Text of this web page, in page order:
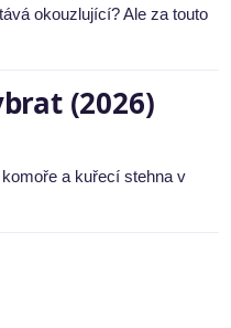
okouzlující? Ale za touto
(2026)
a kuřecí stehna v